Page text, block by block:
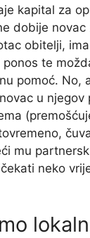
kapital za
dobije novac
obitelji,
te
pomoć. No,
u njegov
mu
neko